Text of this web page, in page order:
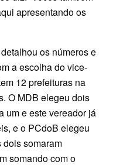
apresentando os
os números e
a escolha do vice-
12 prefeituras na
O MDB elegeu dois
um e este vereador já
e o PCdoB elegeu
somaram
somando com o